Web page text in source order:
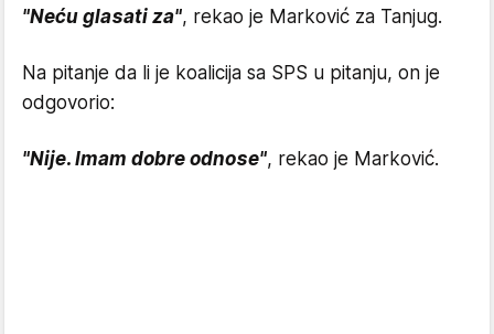
"Neću glasati za", rekao je Marković za Tanjug.
Na pitanje da li je koalicija sa SPS u pitanju, on je
odgovorio:
"Nije. Imam dobre odnose", rekao je Marković.